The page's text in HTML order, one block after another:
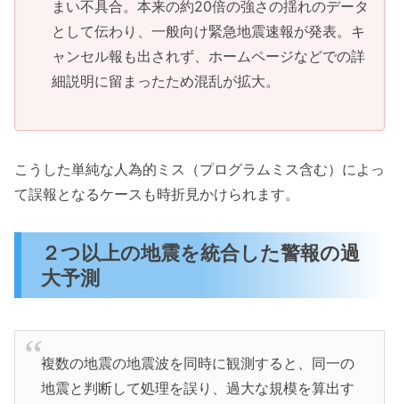
まい不具合。本来の約20倍の強さの揺れのデータ
として伝わり、一般向け緊急地震速報が発表。キ
ャンセル報も出されず、ホームページなどでの詳
細説明に留まったため混乱が拡大。
こうした単純な人為的ミス（プログラムミス含む）によっ
て誤報となるケースも時折見かけられます。
２つ以上の地震を統合した警報の過
大予測
複数の地震の地震波を同時に観測すると、同一の
地震と判断して処理を誤り、過大な規模を算出す